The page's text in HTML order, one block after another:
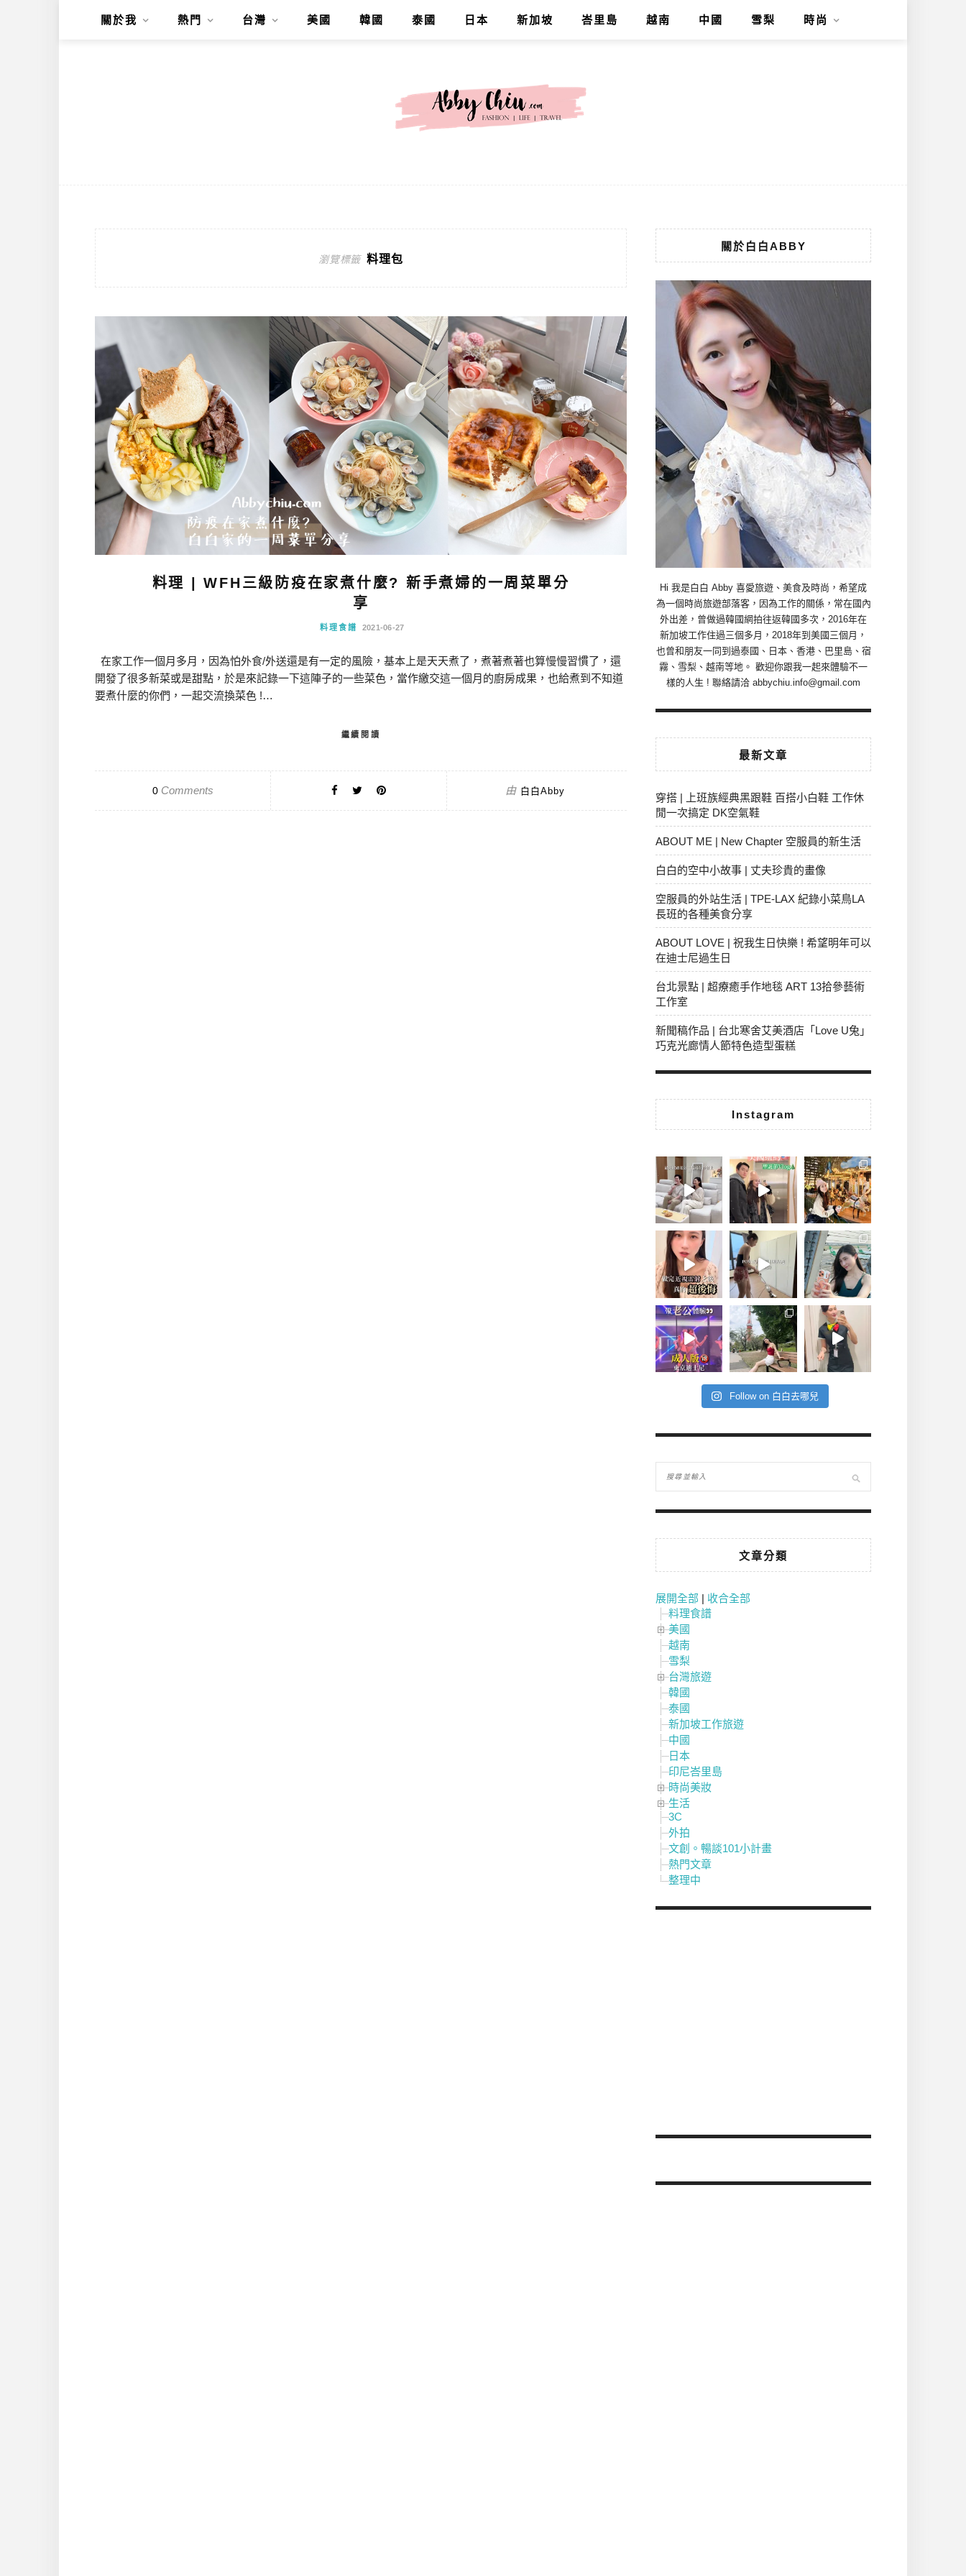
關於我 熱門 台灣 美國 韓國 泰國 日本 新加坡 峇里島 越南 中國 雪梨 時尚
瀏覽標籤 料理包
料理 | WFH三級防疫在家煮什麼? 新手煮婦的一周菜單分
享
料理食譜 2021-06-27
在家工作一個月多月，因為怕外食/外送還是有一定的風險，基本上是天天煮了，煮著煮著也算慢慢習慣了，還
開發了很多新菜或是甜點，於是來記錄一下這陣子的一些菜色，當作繳交這一個月的廚房成果，也給煮到不知道
要煮什麼的你們，一起交流換菜色 !…
繼續閱讀
0Comments 由 白白Abby
關於白白ABBY
Hi 我是白白 Abby 喜愛旅遊、美食及時尚，希望成
為一個時尚旅遊部落客，因為工作的關係，常在國內
外出差，曾做過韓國網拍往返韓國多次，2016年在
新加坡工作住過三個多月，2018年到美國三個月，
也曾和朋友一同到過泰國、日本、香港、巴里島、宿
霧、雪梨、越南等地。 歡迎你跟我一起來體驗不一
樣的人生 ! 聯絡請洽 abbychiu.info@gmail.com
最新文章
穿搭 | 上班族經典黑跟鞋 百搭小白鞋 工作休
閒一次搞定 DK空氣鞋
ABOUT ME | New Chapter 空服員的新生活
白白的空中小故事 | 丈夫珍貴的畫像
空服員的外站生活 | TPE-LAX 紀錄小菜鳥LA
長班的各種美食分享
ABOUT LOVE | 祝我生日快樂 ! 希望明年可以
在迪士尼過生日
台北景點 | 超療癒手作地毯 ART 13拾參藝術
工作室
新聞稿作品 | 台北寒舍艾美酒店「Love U兔」
巧克光廊情人節特色造型蛋糕
Instagram
Follow on 白白去哪兒
文章分類
展開全部 | 收合全部
料理食譜
美國
越南
雪梨
台灣旅遊
韓國
泰國
新加坡工作旅遊
中國
日本
印尼峇里島
時尚美妝
生活
3C
外拍
文創。暢談101小計畫
熱門文章
整理中